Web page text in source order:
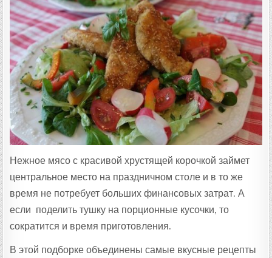
Нежное мясо с красивой хрустящей корочкой займет
центральное место на праздничном столе и в то же
время не потребует больших финансовых затрат. А
если поделить тушку на порционные кусочки, то
сократится и время приготовления.
В этой подборке объединены самые вкусные рецепты